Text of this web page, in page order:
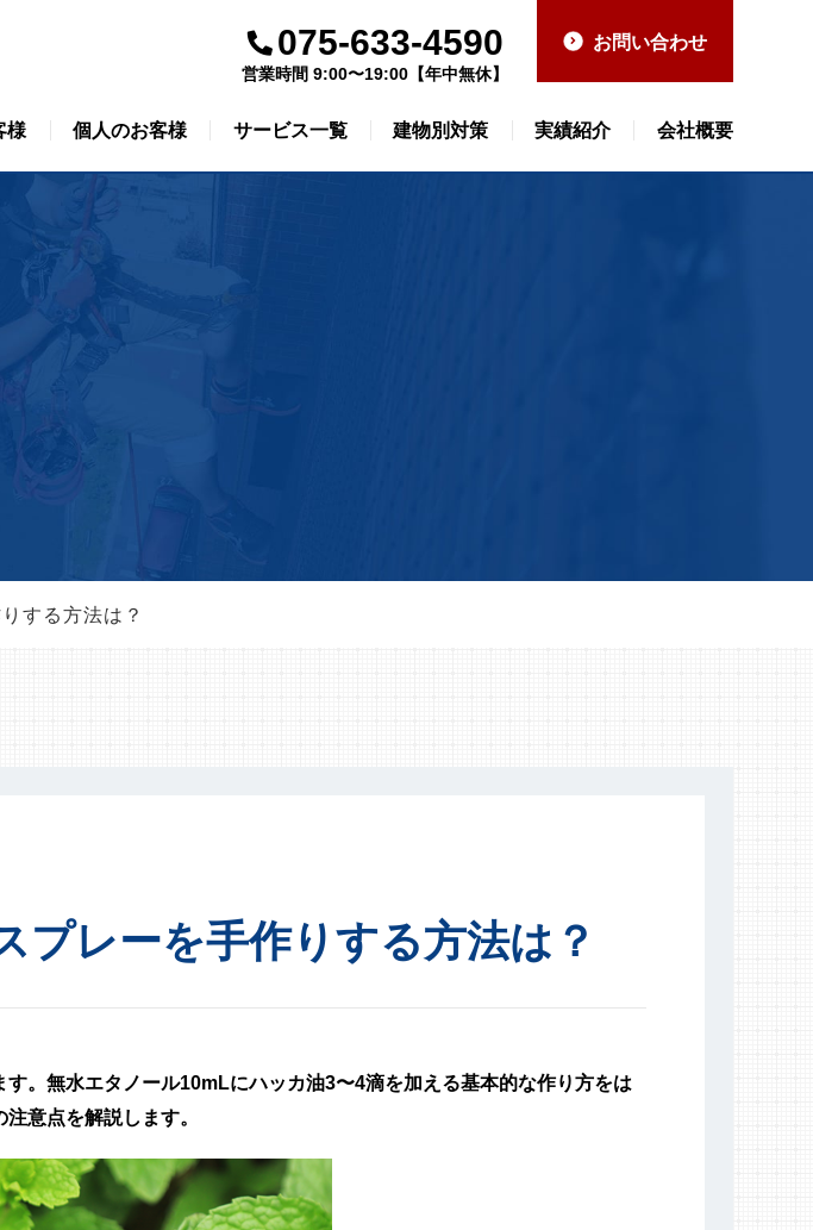
様 個人のお客様 サービス一覧 建物別対策 実績紹介 会社概要
075-633-4590
営業時間 9:00〜19:00【年中無休】
お問い合わせ
する方法は？
プレーを手作りする方法は？
。無水エタノール10mLにハッカ油3〜4滴を加える基本的な作り方をは
意点を解説します。